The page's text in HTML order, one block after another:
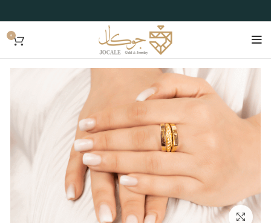
0
بزرگنمایی تصویر